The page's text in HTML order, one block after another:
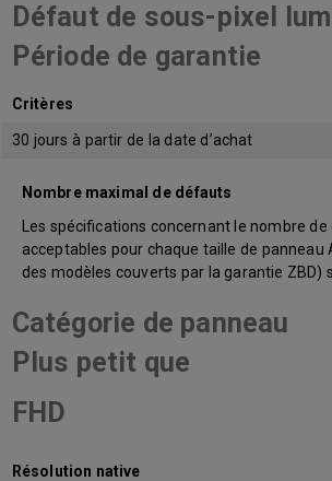
Défaut de sous-pixel
Période de garantie
Critères
30 jours à partir de la date d’achat
Nombre maximal de défauts
Les spécifications concernant le nombre
acceptables pour chaque taille de panneau
des modèles couverts par la garantie ZBD)
Catégorie de panneau
Plus petit que
FHD
Résolution native